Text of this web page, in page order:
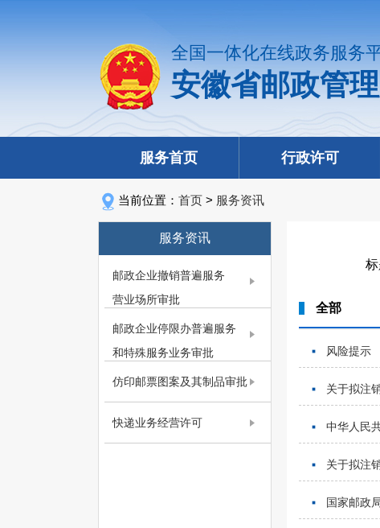
全国一体化在线政务服务
安徽省邮政管
服务首页 行政许可
当前位置： 首页 > 服务资讯
服务资讯
邮政企业撤销普遍服务
营业场所审批
邮政企业停限办普遍服务
和特殊服务业务审批
仿印邮票图案及其制品审批
快递业务经营许可
标
全部
风险提示
关于拟注
中华人民
关于拟注
国家邮政